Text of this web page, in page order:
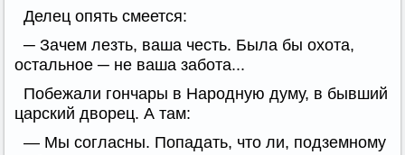
Делец опять смеется:
─ Зачем лезть, ваша честь. Была бы охота,
остальное ─ не ваша забота...
Побежали гончары в Народную думу, в бывший
царский дворец. А там:
— Мы согласны. Попадать, что ли, подземному